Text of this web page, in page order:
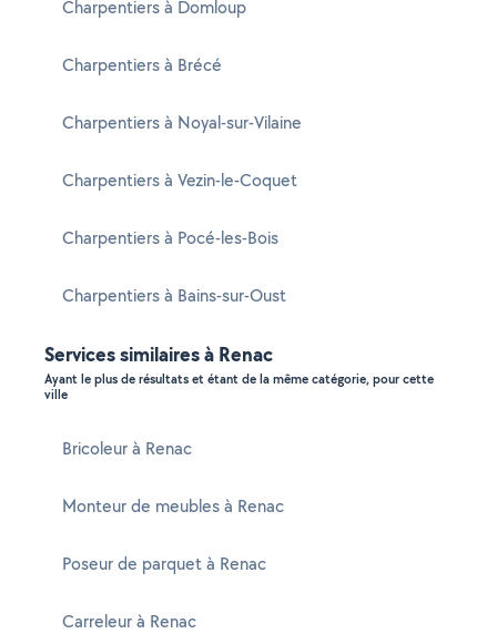
Charpentiers à Domloup
Charpentiers à Brécé
Charpentiers à Noyal-sur-Vilaine
Charpentiers à Vezin-le-Coquet
Charpentiers à Pocé-les-Bois
Charpentiers à Bains-sur-Oust
Services similaires à Renac
Ayant le plus de résultats et étant de la même catégorie, pour cette
ville
Bricoleur à Renac
Monteur de meubles à Renac
Poseur de parquet à Renac
Carreleur à Renac